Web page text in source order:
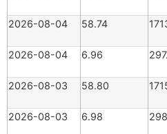
2026-08-04
58.74
2026-08-04
6.96
2026-08-03
58.80
2026-08-03
6.98